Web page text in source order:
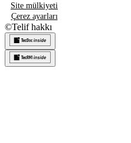
Site mülkiyeti
Çerez ayarları
©Telif hakkı